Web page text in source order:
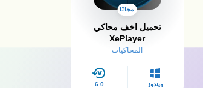
مجانًا
تحميل اخف محاكي
XePlayer
المحاكيات
ويندوز 6.0